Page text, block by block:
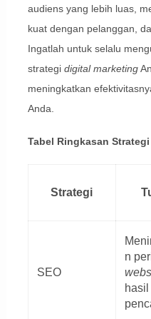
audiens yang lebih luas,
kuat dengan pelanggan,
Ingatlah untuk selalu
strategi digital marketing
meningkatkan
Anda.
Tabel Ringkasan Strategi
Strategi
SEO
n
hasil